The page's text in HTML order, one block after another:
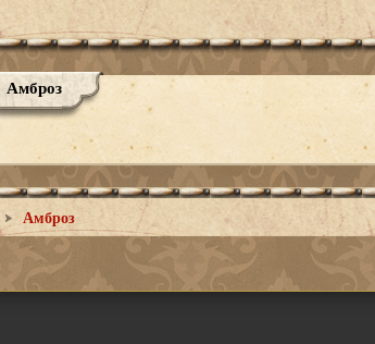
Амброз
Амброз